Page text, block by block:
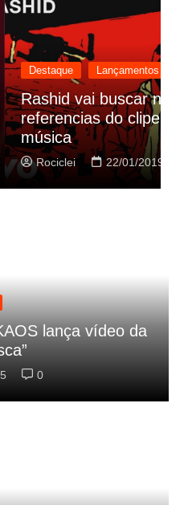
HQs as
de sua nova
0
lança vídeo da
0